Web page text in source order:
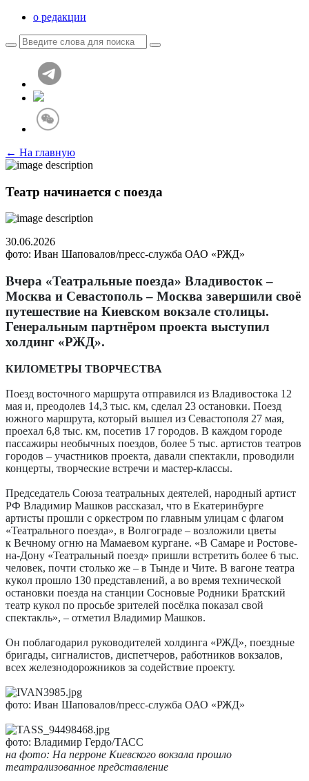
о редакции
← На главную
Театр начинается с поезда
30.06.2026
фото: Иван Шаповалов/пресс-служба ОАО «РЖД»
Вчера «Театральные поезда» Владивосток –
Москва и Севастополь – Москва завершили своё
путешествие на Киевском вокзале столицы.
Генеральным партнёром проекта выступил
холдинг «РЖД».
КИЛОМЕТРЫ ТВОРЧЕСТВА
Поезд восточного маршрута отправился из Владивостока 12
мая и, преодолев 14,3 тыс. км, сделал 23 остановки. Поезд
южного маршрута, который вышел из Севастополя 27 мая,
проехал 6,8 тыс. км, посетив 17 городов. В каждом городе
пассажиры не­обычных поездов, более 5 тыс. артистов театров
городов – участников проекта, давали спектакли, проводили
концерты, творческие встречи и мастер-классы.
Председатель Союза театральных деятелей, народный артист
РФ Владимир Машков рассказал, что в Екатеринбурге
артисты прошли с оркестром по главным улицам с флагом
«Театрального поезда», в Волгограде – возложили цветы
к Вечному огню на Мамаевом кургане. «В Самаре и Ростове-
на-Дону «Театральный поезд» пришли встретить более 6 тыс.
человек, почти столько же – в Тынде и Чите. В вагоне театра
кукол прошло 130 представлений, а во время технической
остановки поезда на станции Сосновые Родники Братский
театр кукол по просьбе зрителей посёлка показал свой
спектакль», – отметил Владимир Машков.
Он поблагодарил руководителей холдинга «РЖД», поездные
бригады, сигналистов, диспетчеров, работников вокзалов,
всех железнодорожников за содействие проекту.
фото: Иван Шаповалов/пресс-служба ОАО «РЖД»
фото: Владимир Гердо/ТАСС
на фото: На перроне Киевского вокзала прошло
театрализованное представление